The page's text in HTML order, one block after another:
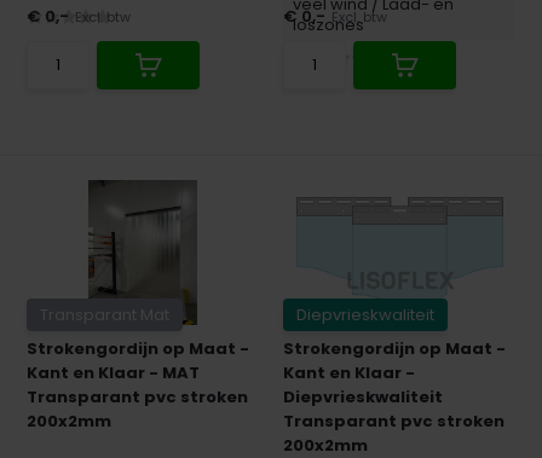
€ 0,- Excl. btw
loszones
€ 0,- Excl. btw
Transparant Mat
Strokengordijn op Maat -
Kant en Klaar - MAT
Transparant pvc stroken
200x2mm
Diepvrieskwaliteit
Strokengordijn op Maat -
Kant en Klaar -
Diepvrieskwaliteit
Transparant pvc stroken
200x2mm